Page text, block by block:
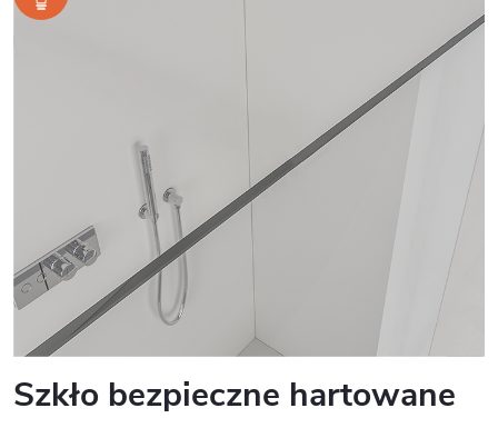
Szkło bezpieczne hartowane